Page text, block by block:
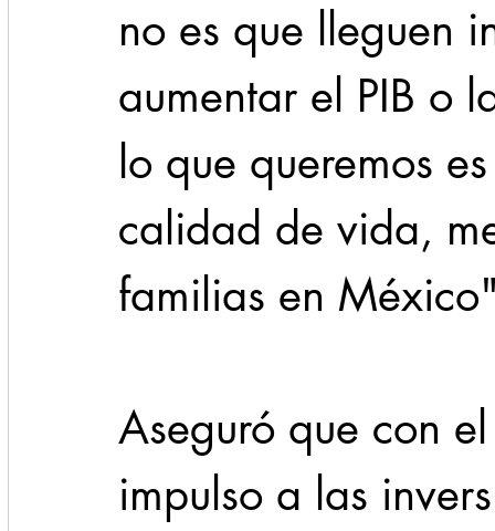
no es que lleguen
aumentar el PIB o
lo que queremos
calidad de vida,
familias en
Aseguró que con
impulso a las